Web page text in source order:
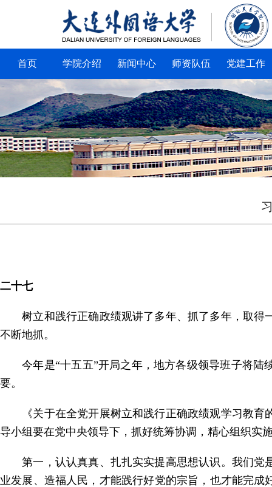
首页 学院介绍 新闻中心 师资队伍 党建工作
二十七
树立和践行正确政绩观讲了多年、抓了多年，取得
不断地抓。
今年是“十五五”开局之年，地方各级领导班子将陆
要。
《关于在全党开展树立和践行正确政绩观学习教育
导小组要在党中央领导下，抓好统筹协调，精心组织实
第一，认认真真、扎扎实实提高思想认识。我们党
业发展、造福人民，才能践行好党的宗旨，也才能完